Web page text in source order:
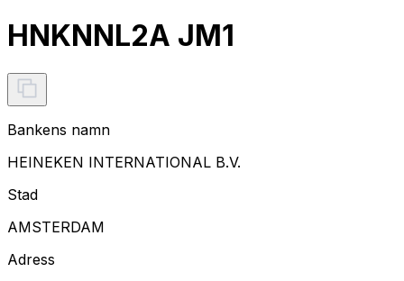
HNKNNL2A JM1
Bankens namn
HEINEKEN INTERNATIONAL B.V.
Stad
AMSTERDAM
Adress